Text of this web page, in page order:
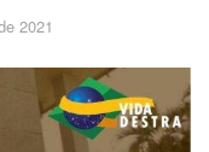
2021